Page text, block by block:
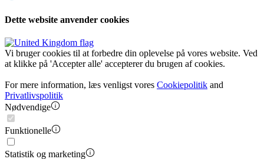
Dette website anvender cookies
Vi bruger cookies til at forbedre din oplevelse på vores website. Ved
at klikke på 'Accepter alle' accepterer du brugen af cookies.
For mere information, læs venligst vores Cookiepolitik and
Privatlivspolitik
Nødvendige
Funktionelle
Statistik og marketing